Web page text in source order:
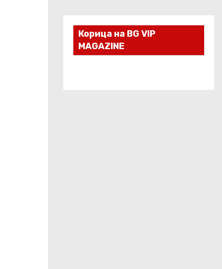
Корица на BG VIP
MAGAZINE